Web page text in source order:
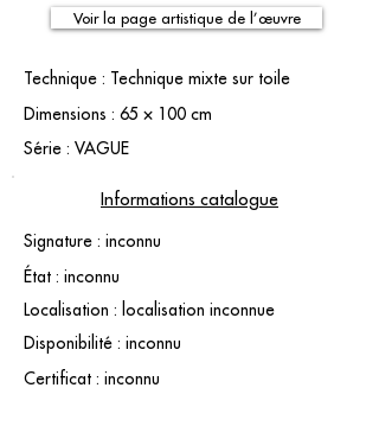
Voir la page artistique de l’œuvre
Technique : Technique mixte sur toile
Dimensions : 65 × 100 cm
Série : VAGUE
Informations catalogue
Signature : inconnu
État : inconnu
Localisation : localisation inconnue
Disponibilité : inconnu
Certificat : inconnu